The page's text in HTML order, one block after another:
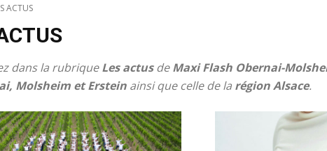
ACTUS
dans la rubriqueLes actusdeMaxi Flash Obernai-
Molsheim et Erstein ainsi que celle de la régionAlsace.